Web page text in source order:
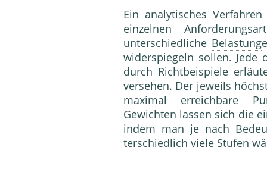
Ein analytisches
einzelnen
unterschiedliche Belastung
widerspiegeln sol­len. Jede
durch Richtbeispiele
versehen. Der jeweils
maximal erreichbare
Gewichten lassen sich die
indem man je nach
terschiedlich viele Stufen